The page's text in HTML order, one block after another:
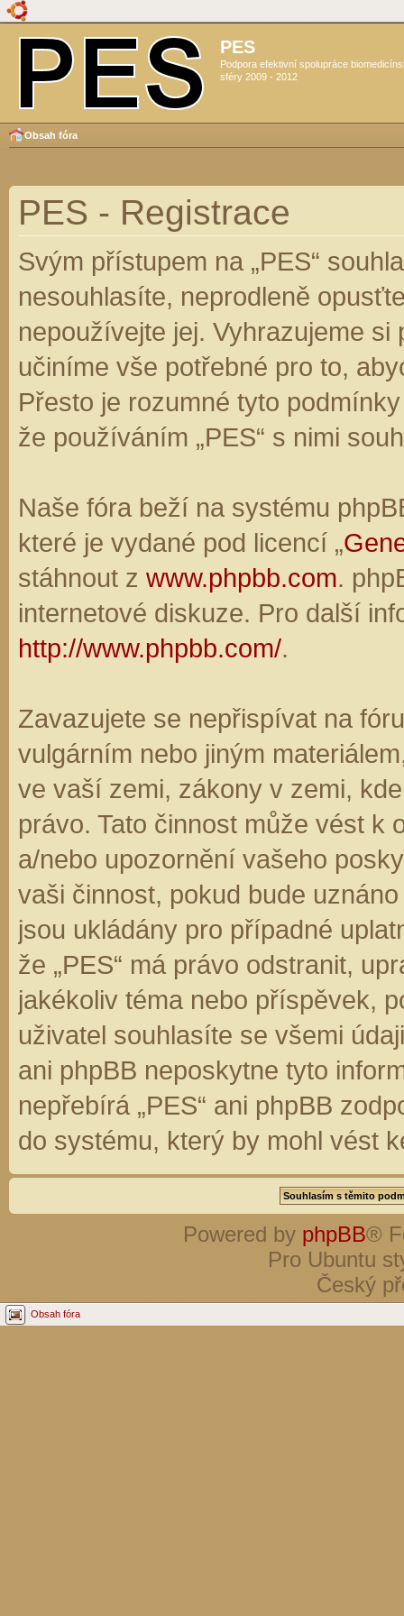
PES
Podpora efektivní spolupráce
sféry 2009 - 2012
Obsah fóra
PES - Registrace
Svým přístupem na „PES“
nesouhlasíte, neprodleně
nepoužívejte jej. Vyhrazujeme
učiníme vše potřebné pro to,
Přesto je rozumné tyto
že používáním „PES“ s nimi
Naše fóra beží na systému
které je vydané pod licencí „
stáhnout z www.phpbb.com.
internetové diskuze. Pro další
http://www.phpbb.com/.
Zavazujete se nepřispívat na
vulgárním nebo jiným
ve vaší zemi, zákony v zemi,
právo. Tato činnost může vést k
a/nebo upozornění vašeho
vaši činnost, pokud bude
jsou ukládány pro případné
že „PES“ má právo odstranit,
jakékoliv téma nebo příspěvek,
uživatel souhlasíte se všemi
ani phpBB neposkytne tyto
nepřebírá „PES“ ani phpBB
do systému, který by mohl vést
Powered by phpBB®
Pro Ubuntu
Český
Obsah fóra